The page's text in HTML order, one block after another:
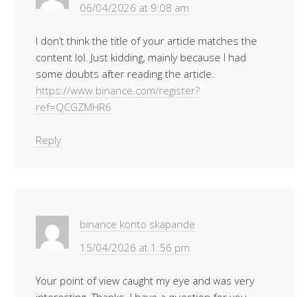
06/04/2026 at 9:08 am
I don’t think the title of your article matches the
content lol. Just kidding, mainly because I had
some doubts after reading the article.
https://www.binance.com/register?
ref=QCGZMHR6
Reply
binance konto skapande
15/04/2026 at 1:56 pm
Your point of view caught my eye and was very